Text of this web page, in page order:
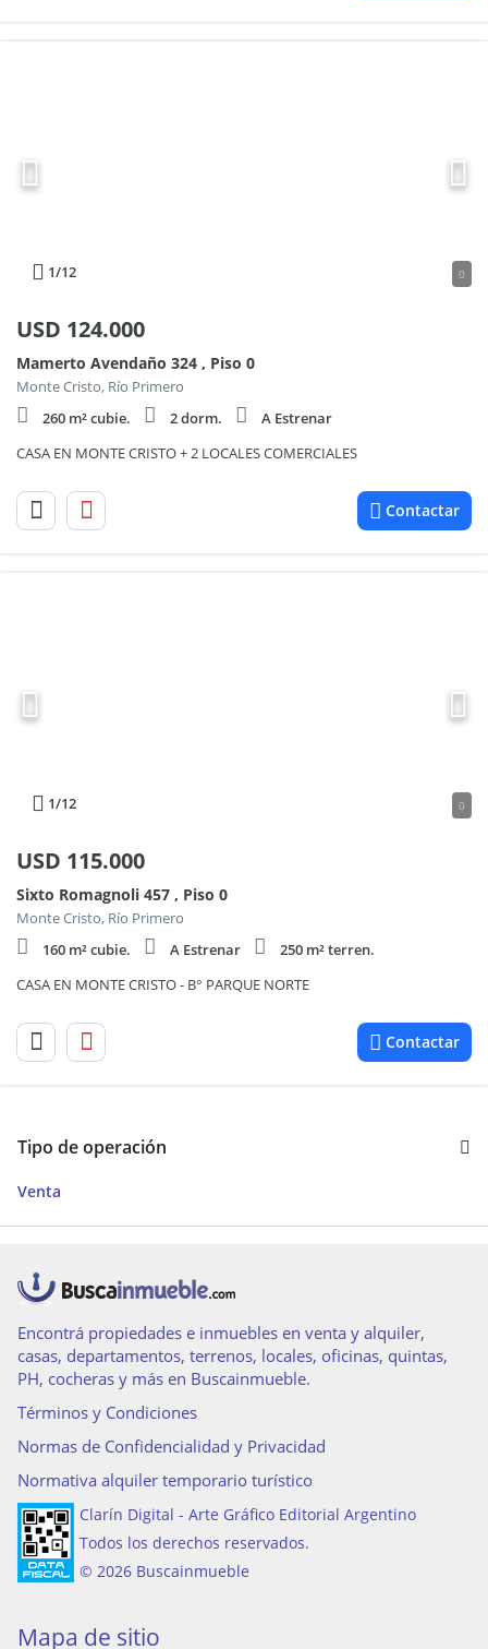
1/12 0
USD 124.000
Mamerto Avendaño 324 , Piso 0
Monte Cristo, Río Primero
260 m² cubie.
2 dorm.
A Estrenar
CASA EN MONTE CRISTO + 2 LOCALES COMERCIALES
Contactar
1/12 0
USD 115.000
Sixto Romagnoli 457 , Piso 0
Monte Cristo, Río Primero
160 m² cubie.
A Estrenar
250 m² terren.
CASA EN MONTE CRISTO - B° PARQUE NORTE
Contactar
Tipo de operación
Venta
Encontrá propiedades e inmuebles en venta y alquiler,
casas, departamentos, terrenos, locales, oficinas, quintas,
PH, cocheras y más en Buscainmueble.
Términos y Condiciones
Normas de Confidencialidad y Privacidad
Normativa alquiler temporario turístico
Clarín Digital - Arte Gráfico Editorial Argentino
Todos los derechos reservados.
© 2026 Buscainmueble
Mapa de sitio